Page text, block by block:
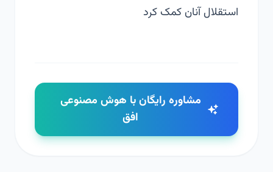
استقلال آنان کمک کرد
مشاوره رایگان با هوش مصنوعی
افق